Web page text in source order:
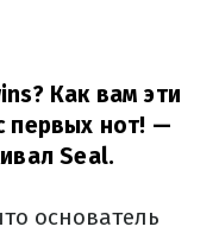
Как вам эти
первых нот! —
Seal.
основатель